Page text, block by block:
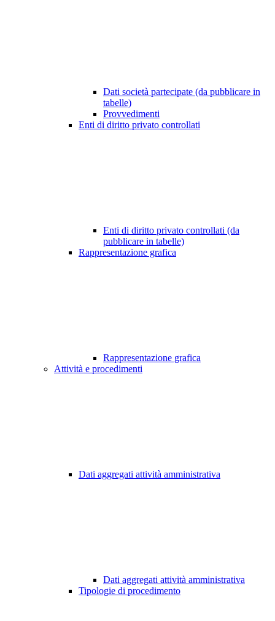
Dati società partecipate (da pubblicare in
tabelle)
Provvedimenti
Enti di diritto privato controllati
Enti di diritto privato controllati (da
pubblicare in tabelle)
Rappresentazione grafica
Rappresentazione grafica
Attività e procedimenti
Dati aggregati attività amministrativa
Dati aggregati attività amministrativa
Tipologie di procedimento